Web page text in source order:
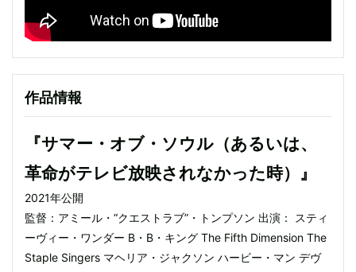
作品情報
『サマー・オブ・ソウル（あるいは、
革命がテレビ放映されなかった時）』
2021年公開
監督：アミール・“クエストラブ”・トンプソン 出演： スティ
ーヴィー・ワンダー B・B・キング The Fifth Dimension The
Staple Singers マヘリア・ジャクソン ハービー・マン デヴ